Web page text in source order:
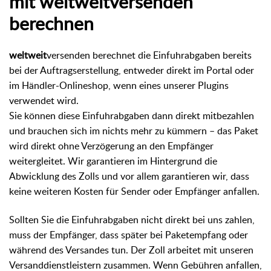
berechnen
weltweitversenden berechnet die Einfuhrabgaben bereits
bei der Auftragserstellung, entweder direkt im Portal oder
im Händler-Onlineshop, wenn eines unserer Plugins
verwendet wird.
Sie können diese Einfuhrabgaben dann direkt mitbezahlen
und brauchen sich im nichts mehr zu kümmern – das Paket
wird direkt ohne Verzögerung an den Empfänger
weitergleitet. Wir garantieren im Hintergrund die
Abwicklung des Zolls und vor allem garantieren wir, dass
keine weiteren Kosten für Sender oder Empfänger anfallen.
Sollten Sie die Einfuhrabgaben nicht direkt bei uns zahlen,
muss der Empfänger, dass später bei Paketempfang oder
während des Versandes tun. Der Zoll arbeitet mit unseren
Versanddienstleistern zusammen. Wenn Gebühren anfallen,